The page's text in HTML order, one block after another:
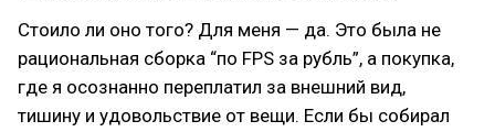
Стоило ли оно того? Для меня — да. Это была не
рациональная сборка “по FPS за рубль”, а покупка,
где я осознанно переплатил за внешний вид,
тишину и удовольствие от вещи. Если бы собирал